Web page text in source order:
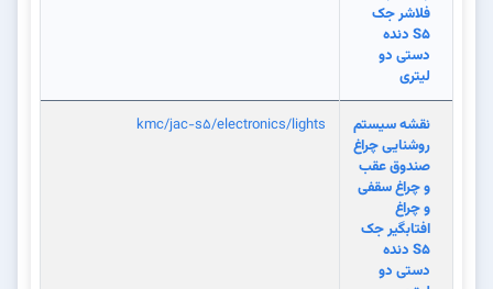
فلاشر جک
S5 دنده
دستی دو
لیتری
نقشه سیستم
روشنایی چراغ
صندوق عقب
و چراغ سقفی
و چراغ
افتابگیر جک
S5 دنده
دستی دو
kmc/jac-s5/electronics/lights